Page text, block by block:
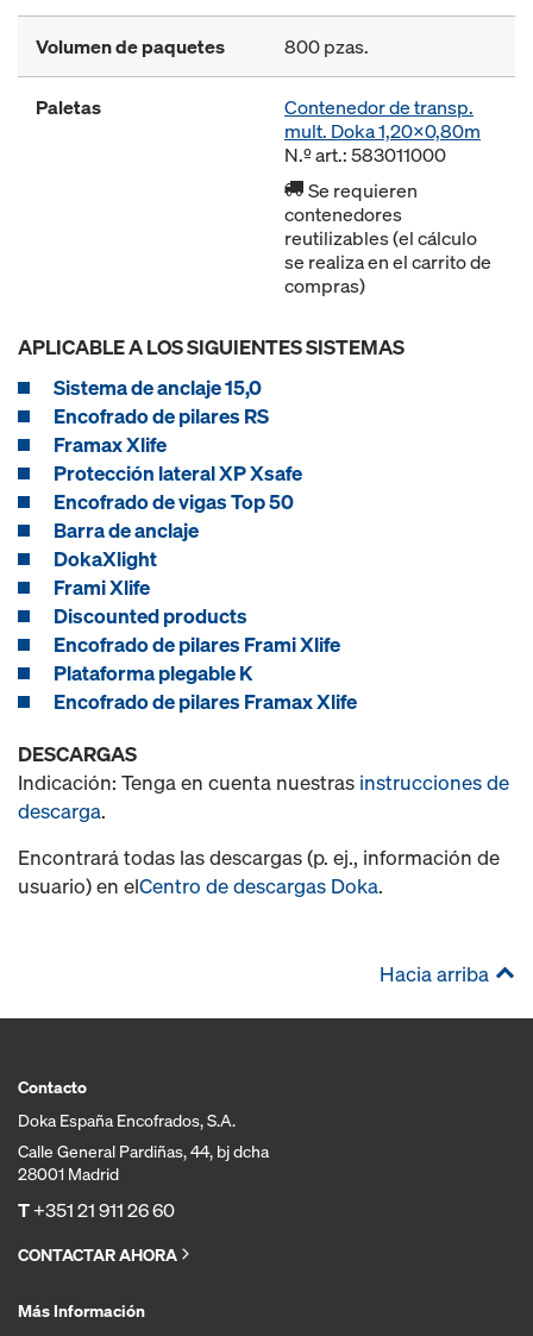
Volumen de paquetes 800 pzas.
Paletas
Contenedor de transp.
mult. Doka 1,20x0,80m
N.º art.: 583011000
Se requieren
contenedores
reutilizables (el cálculo
se realiza en el carrito de
compras)
APLICABLE A LOS SIGUIENTES SISTEMAS
Sistema de anclaje 15,0
Encofrado de pilares RS
Framax Xlife
Protección lateral XP Xsafe
Encofrado de vigas Top 50
Barra de anclaje
DokaXlight
Frami Xlife
Discounted products
Encofrado de pilares Frami Xlife
Plataforma plegable K
Encofrado de pilares Framax Xlife
DESCARGAS
Indicación: Tenga en cuenta nuestras instrucciones de
descarga.
Encontrará todas las descargas (p. ej., información de
usuario) en elCentro de descargas Doka.
Hacia arriba
Contacto
Doka España Encofrados, S.A.
Calle General Pardiñas, 44, bj dcha
28001 Madrid
T+351 21 911 26 60
CONTACTAR AHORA
Más Información